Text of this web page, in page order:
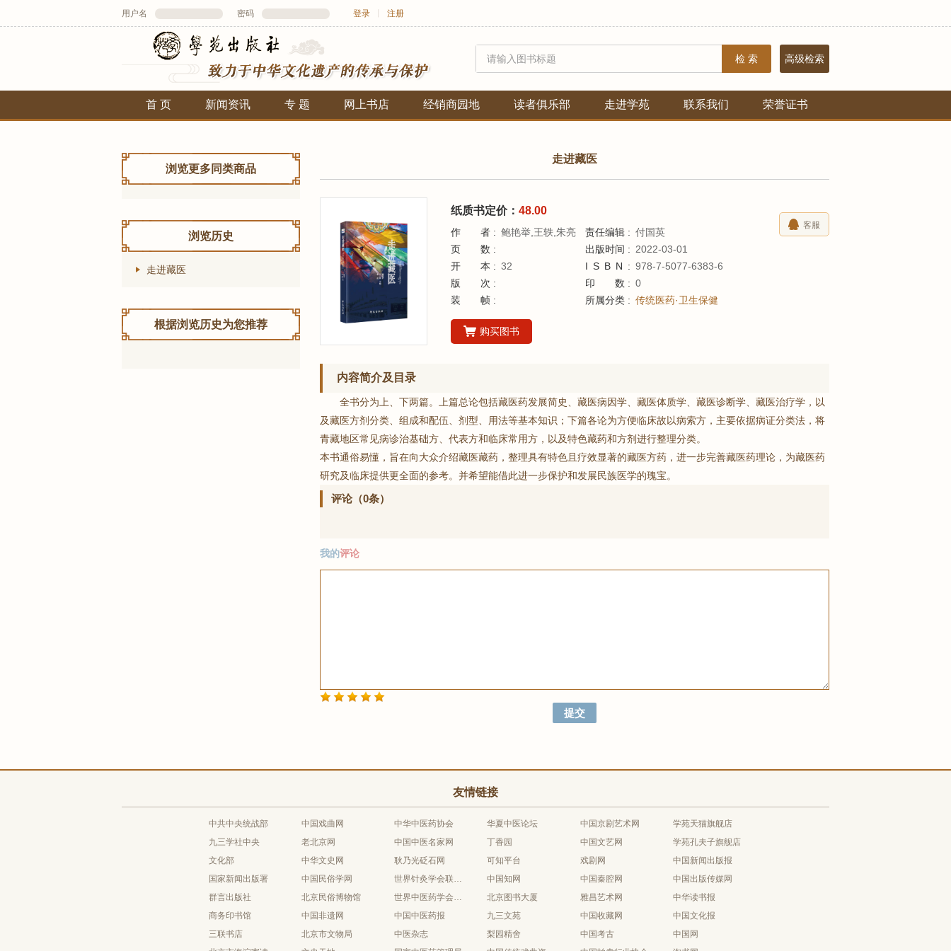
用户名 密码 登录 注册
检 索 高级检索
首 页 新闻资讯 专 题 网上书店 经销商园地 读者俱乐部 走进学苑 联系我们 荣誉证书
浏览更多同类商品
浏览历史
走进藏医
根据浏览历史为您推荐
走进藏医
纸质书定价： 48.00
作者鲍艳举,王轶,朱亮 责任编辑
付国英
页数
出版时间
2022-03-01
开本
32 ISBN
978-7-5077-6383-6
版次
印数
0
装帧
所属分类 传统医药·卫生保健
购买图书
客服
内容简介及目录
全书分为上、下两篇。上篇总论包括藏医药发展简史、藏医病因学、藏医体质学、藏医诊断学、藏医治疗学，以
及藏医方剂分类、组成和配伍、剂型、用法等基本知识；下篇各论为方便临床故以病索方，主要依据病证分类法，将
青藏地区常见病诊治基础方、代表方和临床常用方，以及特色藏药和方剂进行整理分类。
本书通俗易懂，旨在向大众介绍藏医藏药，整理具有特色且疗效显著的藏医方药，进一步完善藏医药理论，为藏医药
研究及临床提供更全面的参考。并希望能借此进一步保护和发展民族医学的瑰宝。
评论（0条）
我的评论
友情链接
中共中央统战部
九三学社中央
文化部
国家新闻出版署
群言出版社
商务印书馆
三联书店
中国戏曲网
老北京网
中华文史网
中国民俗学网
北京民俗博物馆
中国非遗网
北京市文物局
中华中医药协会
中国中医名家网
耿乃光砭石网
世界针灸学会联合会
世界中医药学会联合会
中国中医药报
中医杂志
华夏中医论坛
丁香园
可知平台
中国知网
北京图书大厦
九三文苑
梨园精舍
中国京剧艺术网
中国文艺网
戏剧网
中国秦腔网
雅昌艺术网
中国收藏网
中国考古
学苑天猫旗舰店
学苑孔夫子旗舰店
中国新闻出版报
中国出版传媒网
中华读书报
中国文化报
中国网